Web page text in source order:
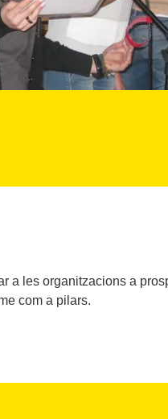
a les organitzacions a
com a pilars.